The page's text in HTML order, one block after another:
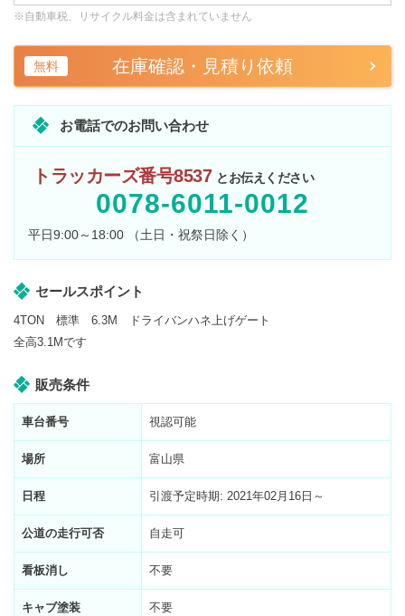
※自動車税、リサイクル料金は含まれていません
無料 在庫確認・見積り依頼
お電話でのお問い合わせ
トラッカーズ番号8537 とお伝えください
0078-6011-0012
平日9:00～18:00 （土日・祝祭日除く）
セールスポイント
4TON 標準 6.3M ドライバンハネ上げゲート
全高3.1Mです
販売条件
車台番号 視認可能
場所 富山県
日程 引渡予定時期: 2021年02月16日～
公道の走行可否 自走可
看板消し 不要
キャブ塗装 不要